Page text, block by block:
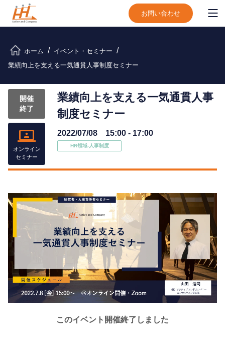
お問い合わせ
ホーム
イベント・セミナー
業績向上を支える一気通貫人事制度セミナー
開催
終了
オンライン
セミナー
業績向上を支える一気通貫人事
制度セミナー
2022/07/08 15:00 - 17:00
HR領域-⼈事制度
このイベント開催終了しました